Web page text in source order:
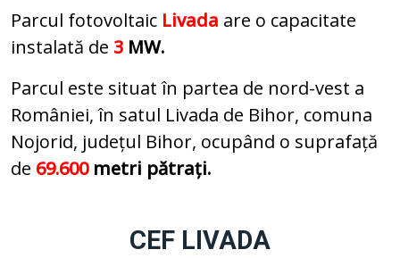
Parcul fotovoltaic Livada are o capacitate
instalată de 3 MW.
Parcul este situat în partea de nord-vest a
României, în satul Livada de Bihor, comuna
Nojorid, județul Bihor, ocupând o suprafață
de 69.600metri pătrați.
CEF LIVADA